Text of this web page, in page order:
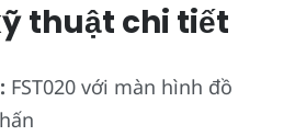
thuật chi tiết
FST020 với màn hình đồ